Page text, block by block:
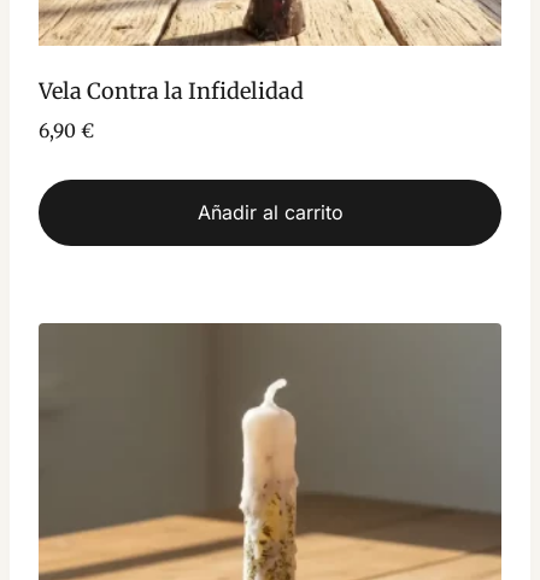
Vela Contra la Infidelidad
6,90 €
Añadir al carrito